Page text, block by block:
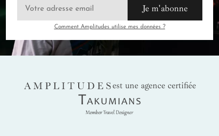
Je m'abonne
Comment Amplitudes utilise mes données ?
AMPLITUDES
est une agence certifiée
Takumians